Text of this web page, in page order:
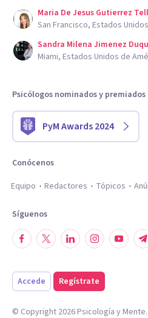
Maria De Jesus Gutierrez
San Francisco, Estados
Sandra Milena Jimenez
Miami, Estados Unidos de
Psicólogos nominados y premiados
PyM Awards 2024
Conócenos
Equipo
Redactores Tópicos
Síguenos
Accede Regístrate
© Copyright 2026Psicología y